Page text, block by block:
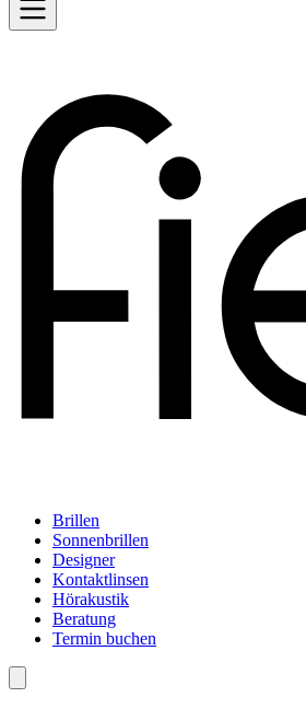
Brillen
Sonnenbrillen
Designer
Kontaktlinsen
Hörakustik
Beratung
Termin buchen